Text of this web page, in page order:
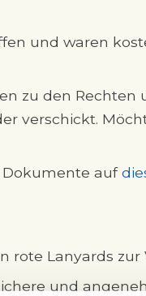
und waren
zu den Rechten
verschickt.
auf
rote Lanyards zur
und